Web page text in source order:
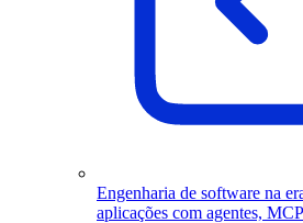
Engenharia de software na
aplicações com agentes,